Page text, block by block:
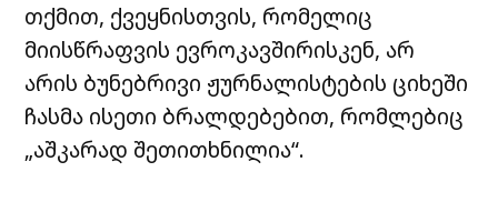
თქმით, ქვეყნისთვის, რომელიც
მიისწრაფვის ევროკავშირისკენ, არ
არის ბუნებრივი ჟურნალისტების ციხეში
ჩასმა ისეთი ბრალდებებით, რომლებიც
„აშკარად შეთითხნილია“.